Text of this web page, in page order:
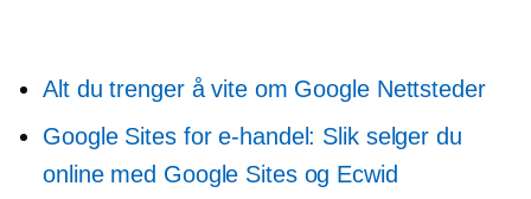
Alt du trenger å vite om Google Nettsteder
Google Sites for e-handel: Slik selger du
online med Google Sites og Ecwid